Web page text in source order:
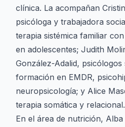
clínica. La acompañan
psicóloga y trabajadora
terapia sistémica familiar
en adolescentes; Judith
González-Adalid, psicólogos
formación en EMDR,
neuropsicología; y Alice
terapia somática y relacional.
En el área de nutrición,